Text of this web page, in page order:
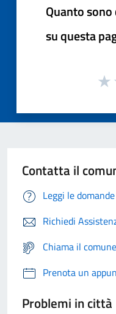
Quanto
su questa
Contatta il
Leggi le
Richiedi
Chiama il
Prenota un
Problemi in città